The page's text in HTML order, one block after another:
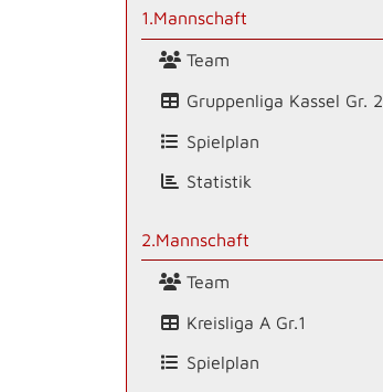
1.Mannschaft
Team
Gruppenliga Kassel Gr. 2
Spielplan
Statistik
2.Mannschaft
Team
Kreisliga A Gr.1
Spielplan